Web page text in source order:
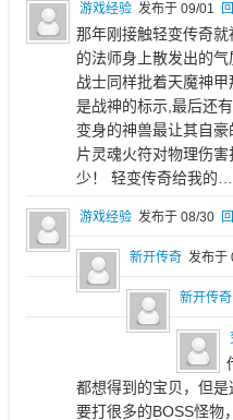
游戏经验 发布于 09/01
那年刚接触轻变传奇
的法师身上散发出的
战士同样批着天魔神
是战神的标示,最后还
变身的神兽最让其自
片灵魂火符对物理伤
少！ 轻变传奇给我的…
游戏经验 发布于 08/30
新开传奇 发布于
新开传奇
都想得到的宝贝，但
要打很多的BOSS怪物